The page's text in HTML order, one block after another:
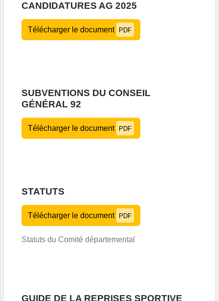
CANDIDATURES AG 2025
Télécharger le document PDF
SUBVENTIONS DU CONSEIL
GÉNÉRAL 92
Télécharger le document PDF
STATUTS
Télécharger le document PDF
Statuts du Comité départemental
GUIDE DE LA REPRISES SPORTIVE